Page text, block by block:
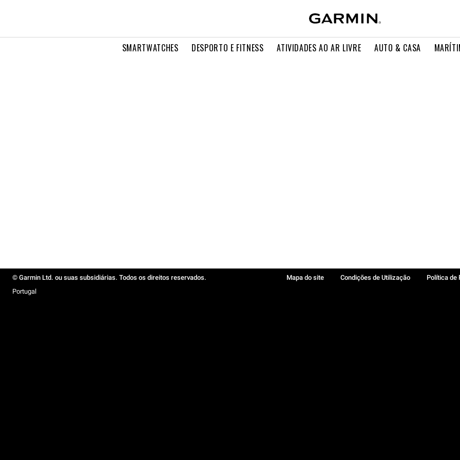
SMARTWATCHES DESPORTO E FITNESS ATIVIDADES AO AR LIVRE AUTO & CASA
© Garmin Ltd. ou suas subsidiárias. Todos os direitos reservados. Mapa do site Condições de Utilização Política de
Portugal